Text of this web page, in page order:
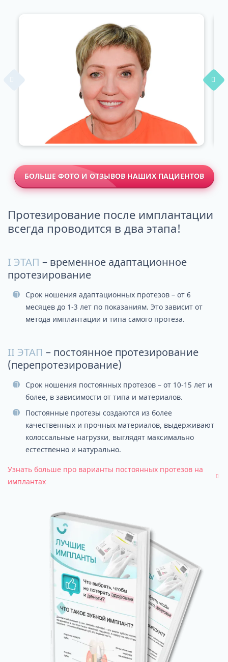
БОЛЬШЕ ФОТО И ОТЗЫВОВ НАШИХ ПАЦИЕНТОВ
Протезирование после имплантации
всегда проводится в два этапа!
I ЭТАП – временное адаптационное
протезирование
Срок ношения адаптационных протезов – от 6
месяцев до 1-3 лет по показаниям. Это зависит от
метода имплантации и типа самого протеза.
II ЭТАП – постоянное протезирование
(перепротезирование)
Срок ношения постоянных протезов – от 10-15 лет и
более, в зависимости от типа и материалов.
Постоянные протезы создаются из более
качественных и прочных материалов, выдерживают
колоссальные нагрузки, выглядят максимально
естественно и натурально.
Узнать больше про варианты постоянных протезов на
имплантах